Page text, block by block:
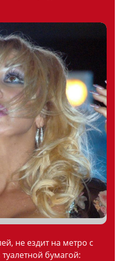
не ездит на метро с
туалетной бумагой: